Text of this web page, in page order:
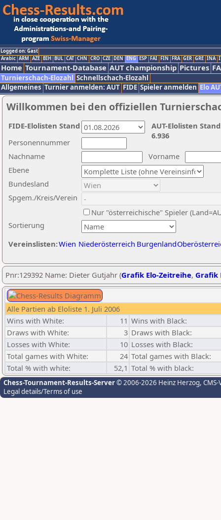
Logged on: Gast
Arabic ARM AZE BIH BUL CAT CHN CRO CZE DEN ENG ESP FAI FIN FRA GER GRE INA
Home Tournament-Database AUT championship Pictures
Turnierschach-Elozahl Schnellschach-Elozahl
Allgemeines Turnier anmelden: AUT FIDE Spieler anmelden Elo
Willkommen bei den offiziellen
Nachname
Vorname
Ebene
Sortierung
Personennummer
Bundesland
Spgem./Kreis/Verein
Nur "österreichische" Spieler
Vereinslisten:Wien Niederösterreich Burgenland
AUT-Elolisten
6.936
FIDE-Elolisten Stand
Pnr:129392 Name: Dieter Gutjahr (Grafik Elo-Zeitreihe, Grafik
Alle Partien ab Eloliste 1. Juli 2006
Wins with White:
11 Wins with Black:
Draws with White:
3 Draws with Black:
Losses with White:
10 Losses with Black:
Total games with White:
24 Total games with Black:
Total % with white:
52,1 Total % with black:
Chess-Tournament-Results-Server© 2006-2026 Heinz Herzog,
Legal details/Terms of use